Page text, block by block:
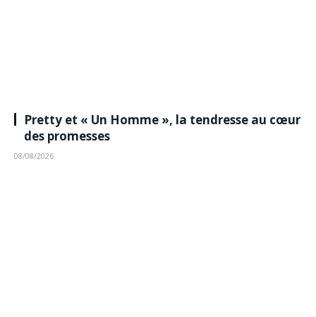
Pretty et « Un Homme », la tendresse au cœur
des promesses
08/08/2026